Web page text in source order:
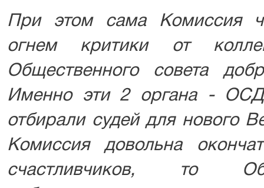
При этом сама Комиссия
огнем критики от
Общественного совета
Именно эти 2 органа -
отбирали судей для нового
Комиссия довольна
счастливчиков, то